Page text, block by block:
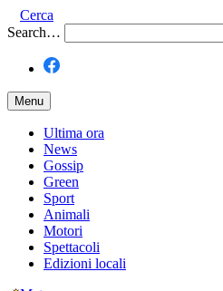
Cerca
Search…
Menu
Ultima ora
News
Gossip
Green
Sport
Animali
Motori
Spettacoli
Edizioni locali